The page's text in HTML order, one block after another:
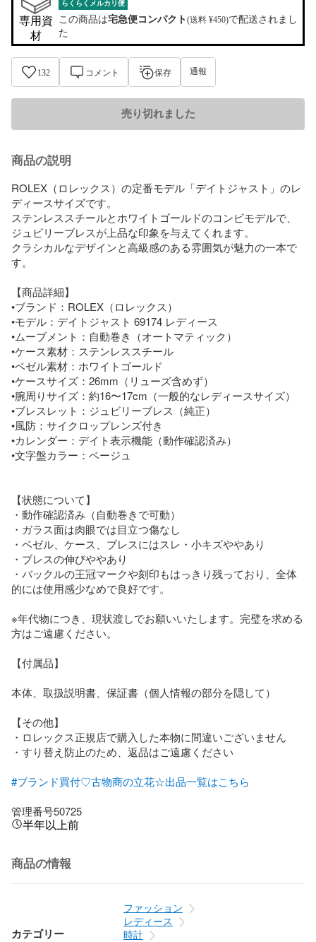
専用資
材
らくらくメルカリ便
この商品は宅急便コンパクト(送料 ¥450)で配送されまし
た
132 コメント 保存 通報
売り切れました
商品の説明
ROLEX（ロレックス）の定番モデル「デイトジャスト」のレ
ディースサイズです。
ステンレススチールとホワイトゴールドのコンビモデルで、
ジュビリーブレスが上品な印象を与えてくれます。
クラシカルなデザインと高級感のある雰囲気が魅力の一本で
す。
【商品詳細】
•ブランド：ROLEX（ロレックス）
•モデル：デイトジャスト 69174 レディース
•ムーブメント：自動巻き（オートマティック）
•ケース素材：ステンレススチール
•ベゼル素材：ホワイトゴールド
•ケースサイズ：26mm（リューズ含めず）
•腕周りサイズ：約16〜17cm（一般的なレディースサイズ）
•ブレスレット：ジュビリーブレス（純正）
•風防：サイクロップレンズ付き
•カレンダー：デイト表示機能（動作確認済み）
•文字盤カラー：ベージュ
【状態について】
・動作確認済み（自動巻きで可動）
・ガラス面は肉眼では目立つ傷なし
・ベゼル、ケース、ブレスにはスレ・小キズややあり
・ブレスの伸びややあり
・バックルの王冠マークや刻印もはっきり残っており、全体
的には使用感少なめで良好です。
※年代物につき、現状渡しでお願いいたします。完璧を求める
方はご遠慮ください。
【付属品】
本体、取扱説明書、保証書（個人情報の部分を隠して）
【その他】
・ロレックス正規店で購入した本物に間違いございません
・すり替え防止のため、返品はご遠慮ください
#ブランド買付♡古物商の立花☆出品一覧はこちら
管理番号50725
半年以上前
商品の情報
カテゴリー
ファッション
レディース
時計